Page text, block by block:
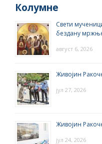
Колумне
Свети
бездану
август 6, 2026
Живојин
јул 27, 2026
Живојин
јул 24, 2026